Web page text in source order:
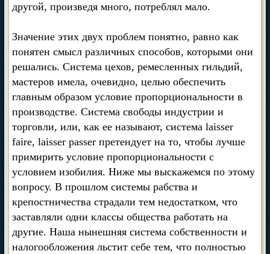
другой, произведя много, потреблял мало.
Значение этих двух проблем понятно, равно как
понятен смысл различных способов, которыми они
решались. Система цехов, ремесленных гильдий,
мастеров имела, очевидно, целью обеспечить
главным образом условие пропорциональности в
производстве. Система свободы индустрии и
торговли, или, как ее называют, система laisser
faire, laisser passer претендует на то, чтобы лучше
примирить условие пропорциональности с
условием изобилия. Ниже мы выскажемся по этому
вопросу. В прошлом системы рабства и
крепостничества страдали тем недостатком, что
заставляли одни классы общества работать на
другие. Наша нынешняя система собственности и
налогообложения льстит себе тем, что полностью